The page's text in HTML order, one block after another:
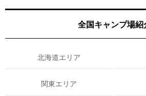
全国キャンプ場紹
北海道エリア
関東エリア